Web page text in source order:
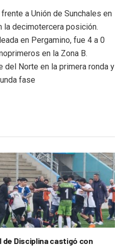
a Unión de Sunchales en
la decimotercera posición.
en Pergamino, fue 4 a 0
en la Zona B.
del Norte en la primera ronda y
fase
de Disciplina castigó con